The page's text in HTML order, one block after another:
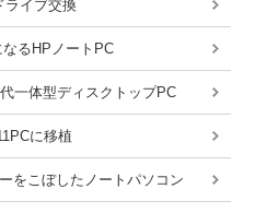
ライブ交換
るHPノートPC
一体型ディスクトップPC
に移植
をこぼしたノートパソコン